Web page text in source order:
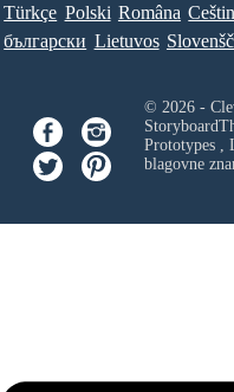
Türkçe Polski Româna
български Lietuvos
© 2026 -
Prototypes ,
blagovne